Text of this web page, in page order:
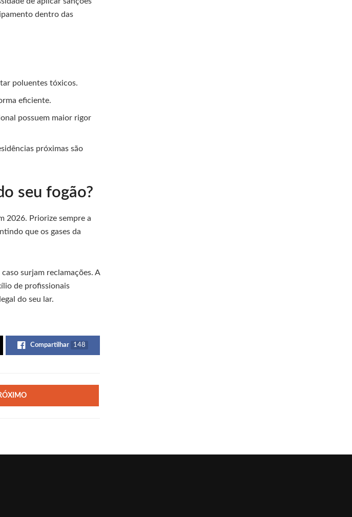
dentro das
poluentes tóxicos.
eficiente.
possuem maior rigor
próximas são
seu fogão?
2026. Priorize sempre a
que os gases da
surjam reclamações. A
de profissionais
do seu lar.
Compartilhar 148